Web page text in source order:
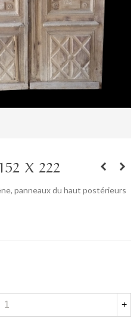
X 222
panneaux du haut postérieurs
+